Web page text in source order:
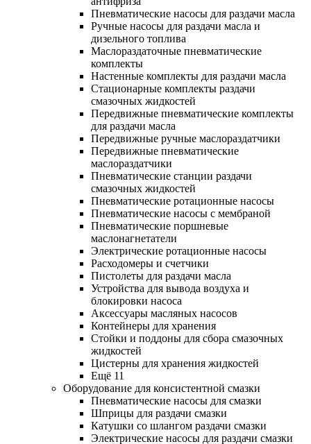
Пневматические насосы для раздачи масла
Ручные насосы для раздачи масла и
дизельного топлива
Маслораздаточные пневматические
комплекты
Настенные комплекты для раздачи масла
Стационарные комплекты раздачи
смазочных жидкостей
Передвижные пневматические комплекты
для раздачи масла
Передвижные ручные маслораздатчики
Передвижные пневматические
маслораздатчики
Пневматические станции раздачи
смазочных жидкостей
Пневматические ротационные насосы
Пневматические насосы с мембраной
Пневматические поршневые
маслонагнетатели
Электрические ротационные насосы
Расходомеры и счетчики
Пистолеты для раздачи масла
Устройства для вывода воздуха и
блокировки насоса
Аксессуары масляных насосов
Контейнеры для хранения
Стойки и поддоны для сбора смазочных
жидкостей
Цистерны для хранения жидкостей
Ещё 11
Оборудование для консистентной смазки
Пневматические насосы для смазки
Шприцы для раздачи смазки
Катушки со шлангом раздачи смазки
Электрические насосы для раздачи смазки